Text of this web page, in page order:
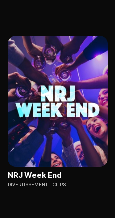
NRJ Week End
DIVERTISSEMENT CLIPS